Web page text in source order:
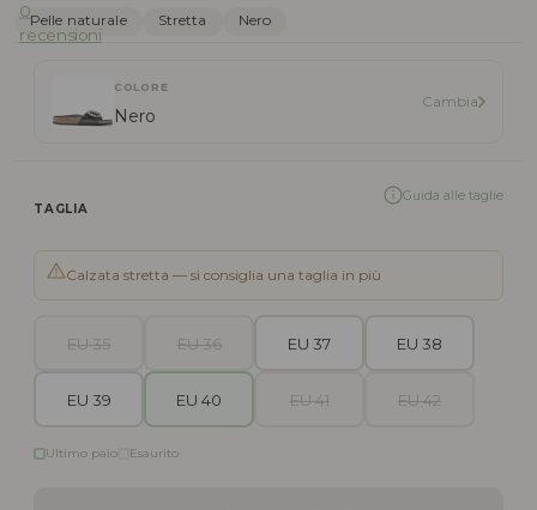
0
recensioni
Pelle naturale Stretta Nero
COLORE
Nero
Cambia
TAGLIA
Guida alle taglie
Calzata stretta — si consiglia una taglia in più
EU 35 EU 36 EU 37 EU 38
EU 39 EU 40 EU 41 EU 42
Ultimo paio Esaurito